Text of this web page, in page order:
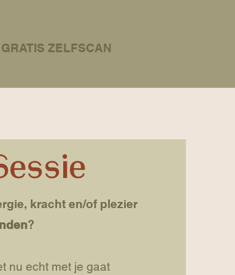
GRATIS ZELFSCAN
kracht en/of plezier
?
nu echt met je gaat